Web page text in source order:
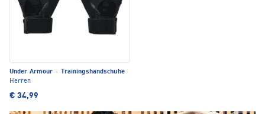
Under Armour ·
Trainingshandschuhe
Herren
€ 34,99